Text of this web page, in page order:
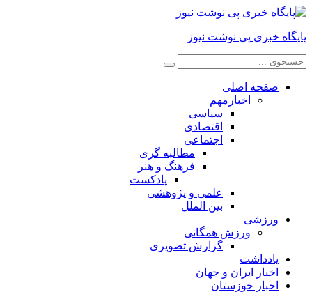
پایگاه خبری پی نوشت نیوز
صفحه اصلی
اخبارمهم
سیاسی
اقتصادی
اجتماعی
مطالبه گری
فرهنگ و هنر
پادکست
علمی و پژوهشی
بین الملل
ورزشی
ورزش همگانی
گزارش تصویری
یادداشت
اخبار ایران و جهان
اخبار خوزستان